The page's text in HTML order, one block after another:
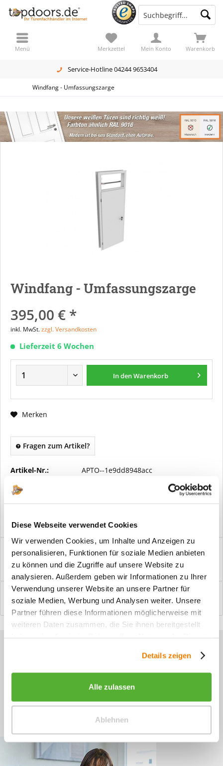
Diese Webseite verwendet Cookies
Wir verwenden Cookies, um Inhalte und Anzeigen zu
personalisieren, Funktionen für soziale Medien anbieten
zu können und die Zugriffe auf unsere Website zu
analysieren. Außerdem geben wir Informationen zu Ihrer
Verwendung unserer Website an unsere Partner für
soziale Medien, Werbung und Analysen weiter. Unsere
Partner führen diese Informationen möglicherweise mit
weiteren Daten zusammen, die Sie ihnen bereitgestellt
Details zeigen
Alle zulassen
Ablehnen
Service-Hotline 04244 9653404
Warenkorb
Merkzettel Mein Konto
Menü
Windfang - Umfassungszarge
Windfang - Umfassungszarge
395,00 € *
inkl. MwSt.zzgl. Versandkosten
Lieferzeit 6 Wochen
In denWarenkorb
Merken
Fragen zum Artikel?
Artikel-Nr.: APTO--1e9dd8948acc
Vorteile
Windfangelemente online am Bildschirm konfigurieren und
einbaufertig bestellen. In wenigen...
Bewertungen
0
Bewertungen lesen, schreiben und diskutieren...mehr
Sie haben Fragen zu unseren
+49 (0)4244 965 34 04
Mo - Do, 09:00 - 16:00 Uhr
und Fr, 09:00 - 13:00 Uhr